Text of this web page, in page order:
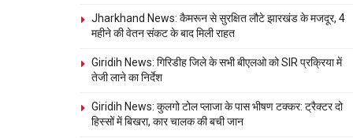
Jharkhand News: कैमरून से सुरक्षित लौटे झारखंड के मजदूर, 4
महीने की वेतन संकट के बाद मिली राहत
Giridih News: गिरिडीह जिले के सभी बीएलओ को SIR प्रक्रिया में
तेजी लाने का निर्देश
Giridih News: कुलगो टोल प्लाजा के पास भीषण टक्कर: ट्रैक्टर दो
हिस्सों में बिखरा, कार चालक की बची जान